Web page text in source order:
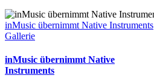
inMusic übernimmt Native Instruments
Gallerie
inMusic übernimmt Native
Instruments